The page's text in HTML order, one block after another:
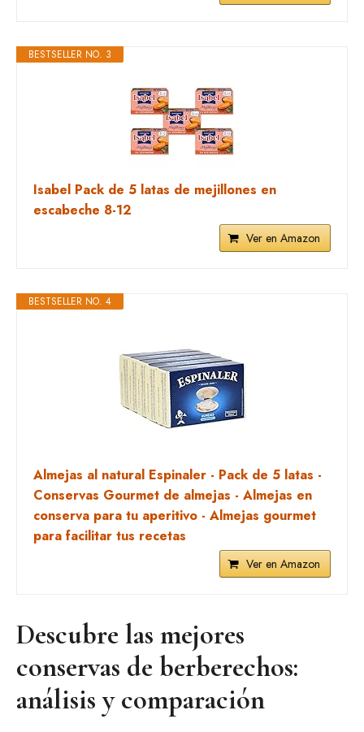
BESTSELLER NO. 3
Isabel Pack de 5 latas de mejillones en
escabeche 8-12
Ver en Amazon
BESTSELLER NO. 4
Almejas al natural Espinaler - Pack de 5 latas -
Conservas Gourmet de almejas - Almejas en
conserva para tu aperitivo - Almejas gourmet
para facilitar tus recetas
Ver en Amazon
Descubre las mejores
conservas de berberechos:
análisis y comparación